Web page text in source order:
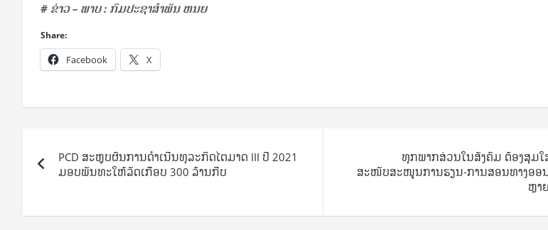
# ຂ່າວ – ພາບ : ກົມປະຊາສໍາພັນ ຫນຍ
Share:
Facebook X
navigation
PCD ສະຫຼຸບຜົນການດໍາເນີນທຸລະກິດໄຕມາດ III ປີ 2021
ມອບພັນທະໃຫ້ລັດເກືອບ 300 ລ້ານກີບ
ທຸກພາກສ່ວນໃນສັງຄົມ ຕ້ອງສຸມ
ສະໜັບສະໜູນການຮຽນ-ການສອນທາງອອ
ຫຼາ